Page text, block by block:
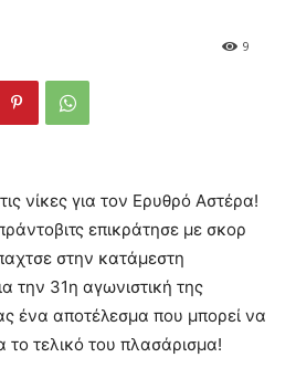
9
νίκες για τον Ερυθρό Αστέρα!
επικράτησε με σκορ
στην κατάμεστη
την 31η αγωνιστική της
ένα αποτέλεσμα που μπορεί να
το τελικό του πλασάρισμα!